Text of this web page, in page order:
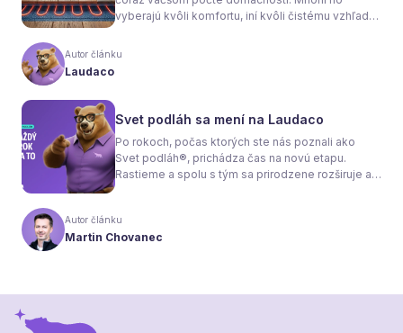
vyberajú kvôli komfortu, iní kvôli čistému vzhľadu
nielen na pocit tepla v miestnosti, ale aj na
spotrebu energie a celkové fungovanie kúrenia.
Autor článku
Laudaco
Svet podláh sa mení na Laudaco
Po rokoch, počas ktorých ste nás poznali ako
Svet podláh®, prichádza čas na novú etapu.
Rastieme a spolu s tým sa prirodzene rozširuje aj
vizuálnou identitou. Naším cieľom je, aby každý
váš krok stál za to.
Autor článku
Martin Chovanec